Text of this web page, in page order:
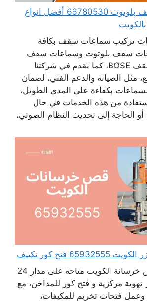
فني سماعات سقف بلوتوث 66780530 أفضل انواع
تركيب سماعات سقف بكافة
سقف بلوتوث وسماعات سقف
JPL وسماعات سقف BOSE، كما نقدم في شركتنا
مثل الصيانة والدعم الفني، لضمان
بكفاءة على المدى الطويل،
من هذه الخدمات في حال
الحاجة إلى تحديث النظام الصوتي،
فتح كور تكييف
خدمات شركة قص خرسانة الكويت متاحة على مدار 24
مركزية و فتح كور للمداخن، مع
وعمل فتحات تخريم للمكيفات،